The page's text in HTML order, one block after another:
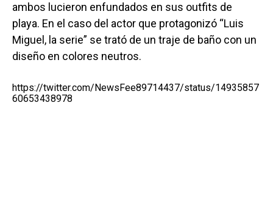
ambos lucieron enfundados en sus outfits de
playa. En el caso del actor que protagonizó “Luis
Miguel, la serie” se trató de un traje de baño con un
diseño en colores neutros.
https://twitter.com/NewsFee89714437/status/14935857
60653438978